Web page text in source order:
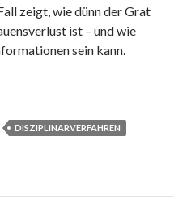
zeigt, wie dünn der Grat
ist – und wie
sein kann.
an kriminellen
DISZIPLINARVERFAHREN